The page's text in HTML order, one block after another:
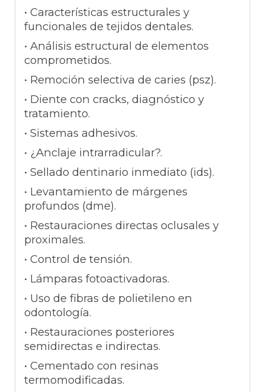
• Características estructurales y
funcionales de tejidos dentales.
• Análisis estructural de elementos
comprometidos.
• Remoción selectiva de caries (psz).
• Diente con cracks, diagnóstico y
tratamiento.
• Sistemas adhesivos.
• ¿Anclaje intrarradicular?.
• Sellado dentinario inmediato (ids).
• Levantamiento de márgenes
profundos (dme).
• Restauraciones directas oclusales y
proximales.
• Control de tensión.
• Lámparas fotoactivadoras.
• Uso de fibras de polietileno en
odontología.
• Restauraciones posteriores
semidirectas e indirectas.
• Cementado con resinas
termomodificadas.